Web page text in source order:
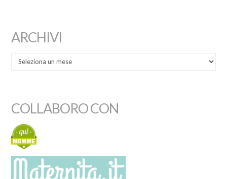
ARCHIVI
COLLABORO CON